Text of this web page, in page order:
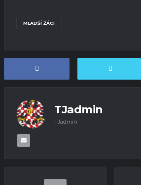
MLADŠÍ ŽÁCI
TJadmin
TJadmin